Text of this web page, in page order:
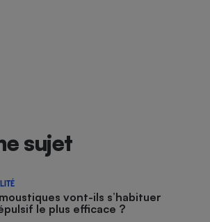
sujet
vont-ils s’habituer
le plus efficace ?